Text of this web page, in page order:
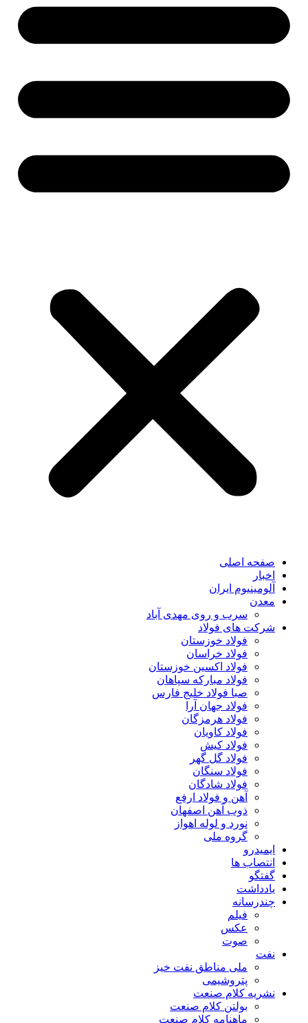
صفحه اصلی
اخبار
آلومینیوم ایران
معدن
سرب و روی مهدی آباد
شرکت های فولاد
فولاد خوزستان
فولاد خراسان
فولاد اکسین خوزستان
فولاد مبارکه سپاهان
صبا فولاد خلیج فارس
فولاد جهان آرا
فولاد هرمزگان
فولاد کاویان
فولاد کیش
فولاد گل گهر
فولاد سنگان
فولاد شادگان
آهن و فولاد ارفع
ذوب آهن اصفهان
نورد و لوله اهواز
گروه ملی
ایمیدرو
انتصاب ها
گفتگو
یادداشت
چندرسانه
فیلم
عکس
صوت
نفت
ملی مناطق نفت خیز
پتروشیمی
نشریه کلام صنعت
بولتن کلام صنعت
ماهنامه کلام صنعت